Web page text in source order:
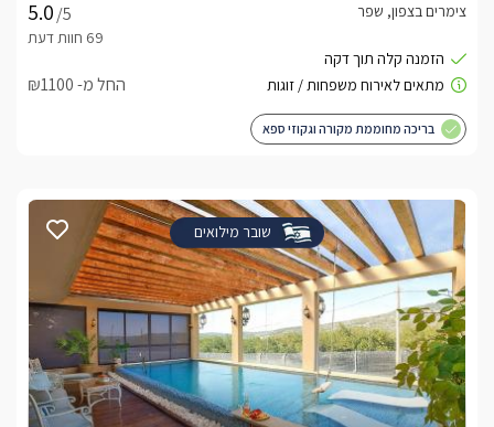
/5
צימרים בצפון, שפר
החל מ- ₪1100
בריכה מחוממת מקורה וגקוזי ספא
שובר מילואים